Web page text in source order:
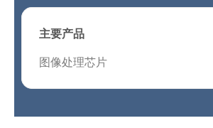
主要产品
图像处理芯片